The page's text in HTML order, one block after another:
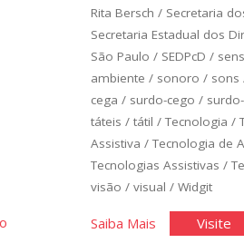
Rita Bersch / Secretaria
Secretaria Estadual dos
São Paulo / SEDPcD /
ambiente / sonoro / sons
cega / surdo-cego /
táteis / tátil /Tecnologia /
Assistiva /Tecnologia de
Tecnologias Assistivas /
visão / visual / Widgit
Saiba Mais"Tecnologia
Visite